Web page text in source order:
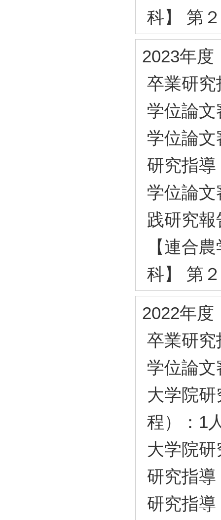
科】 第
2023年度
卒業研
学位論
学位論
研究指
学位論
践研究
【連合
科】 第
2022年度
卒業研
学位論
大学院
程）：1
大学院
研究指
研究指